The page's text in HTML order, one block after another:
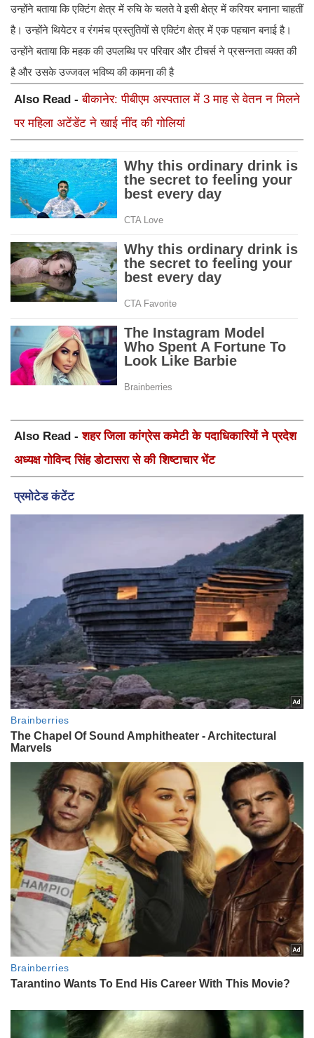
उन्होंने बताया कि एक्टिंग क्षेत्र में रुचि के चलते वे इसी क्षेत्र में करियर बनाना चाहतीं
है। उन्होंने थियेटर व रंगमंच प्रस्तुतियों से एक्टिंग क्षेत्र में एक पहचान बनाई है।
उन्होंने बताया कि महक की उपलब्धि पर परिवार और टीचर्स ने प्रसन्नता व्यक्त की
है और उसके उज्जवल भविष्य की कामना की है
Also Read -बीकानेर: पीबीएम अस्पताल में 3 माह से वेतन न मिलने
पर महिला अटेंडेंट ने खाई नींद की गोलियां
Also Read -शहर जिला कांग्रेस कमेटी के पदाधिकारियों ने प्रदेश
अध्यक्ष गोविन्द सिंह डोटासरा से की शिष्टाचार भेंट